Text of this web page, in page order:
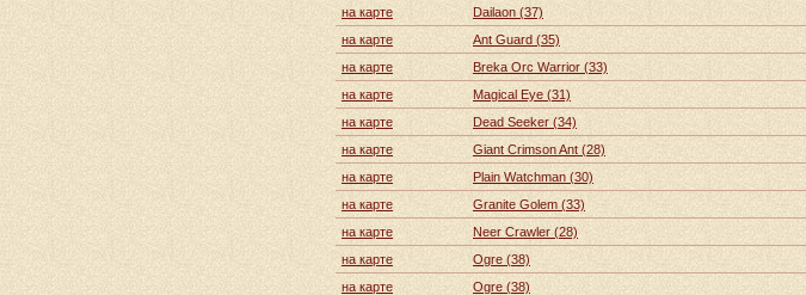
на карте
Dailaon (37)
на карте
Ant Guard (35)
на карте
Breka Orc Warrior (33)
на карте
Magical Eye (31)
на карте
Dead Seeker (34)
на карте
Giant Crimson Ant (28)
на карте
Plain Watchman (30)
на карте
Granite Golem (33)
на карте
Neer Crawler (28)
на карте
Ogre (38)
на карте
Ogre (38)